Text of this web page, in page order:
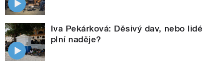
Iva Pekárková: Děsivý dav, nebo lidé
plní naděje?